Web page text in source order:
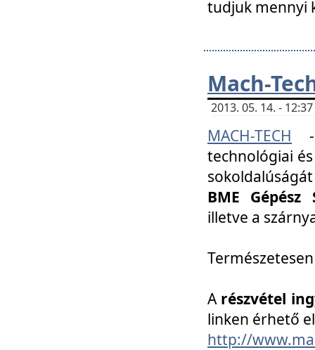
tudjuk mennyi
Mach-
2013. 05. 14. -
MACH-TECH
technológiai
BME
illetve a
A részvétel
linken érhető
http://